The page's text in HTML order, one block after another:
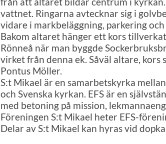
vattnet. Ringarna avtecknar sig i
vidare i markbeläggning, parkering
Bakom altaret hänger ett kors
Rönneå när man byggde
virket från denna ek. Såväl altare,
Pontus Möller.
S:t Mikael är en samarbetskyrka
och Svenska kyrkan. EFS är en
med betoning på mission,
Föreningen S:t Mikael heter EFS-
Delar av S:t Mikael kan hyras vid